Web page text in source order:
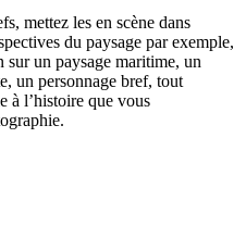
mettez les en scène dans
du paysage par exemple,
sur un paysage maritime, un
un personnage bref, tout
à l’histoire que vous